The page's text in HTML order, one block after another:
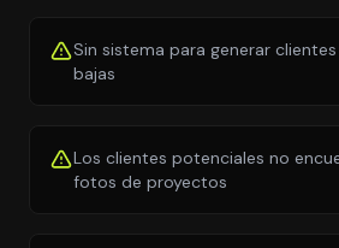
Sin sistema para generar
bajas
Los clientes potenciales no
fotos de proyectos